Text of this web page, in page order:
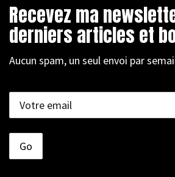
Recevez ma
derniers articles et
Aucun spam, un seul envoi par